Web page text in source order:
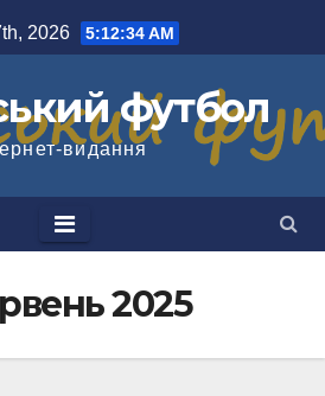
2026 5:12:34 AM
футбол
видання
2025